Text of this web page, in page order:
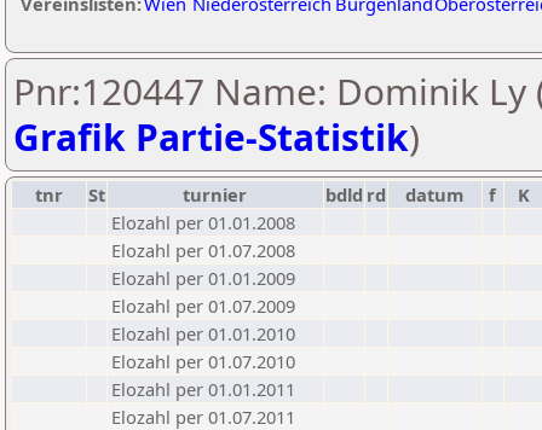
Pnr:120447 Name: Dominik Ly
Grafik Partie-Statistik)
tnr St turnier bdld rd datum f
K
Elozahl per 01.01.2008
Elozahl per 01.07.2008
Elozahl per 01.01.2009
Elozahl per 01.07.2009
Elozahl per 01.01.2010
Elozahl per 01.07.2010
Elozahl per 01.01.2011
Elozahl per 01.07.2011